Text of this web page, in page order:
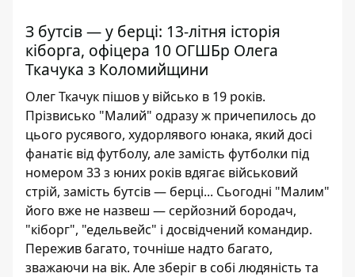
З бутсів — у берці: 13-літня історія
кіборга, офіцера 10 ОГШБр Олега
Ткачука з Коломийщини
Олег Ткачук пішов у військо в 19 років.
Прізвисько "Малий" одразу ж причепилось до
цього русявого, худорлявого юнака, який досі
фанатіє від футболу, але замість футболки під
номером 33 з юних років вдягає військовий
стрій, замість бутсів — берці... Сьогодні "Малим"
його вже не назвеш — серйозний бородач,
"кіборг", "едельвейс" і досвідчений командир.
Пережив багато, точніше надто багато,
зважаючи на вік. Але зберіг в собі людяність та